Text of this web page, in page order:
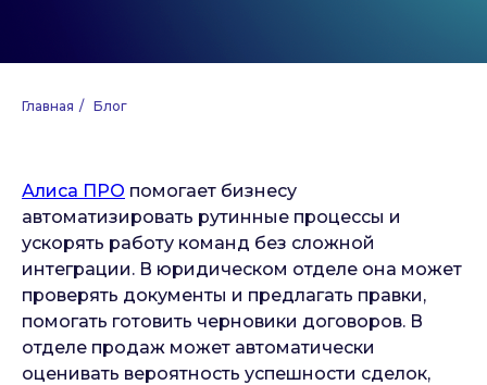
Главная / Блог
Алиса ПРО помогает бизнесу
автоматизировать рутинные процессы и
ускорять работу команд без сложной
интеграции. В юридическом отделе она может
проверять документы и предлагать правки,
помогать готовить черновики договоров. В
отделе продаж может автоматически
оценивать вероятность успешности сделок,